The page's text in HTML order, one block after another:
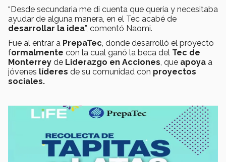
“Desde secundaria me di cuenta que quería y necesitaba
ayudar de alguna manera, en el Tec acabé de
desarrollar la idea”, comentó Naomi.
Fue al entrar a PrepaTec , donde desarrolló el proyecto
formalmente con la cual ganó la beca del Tec de
Monterrey de Liderazgo en Acciones , que apoya a
jóvenes líderes de su comunidad con proyectos
sociales.